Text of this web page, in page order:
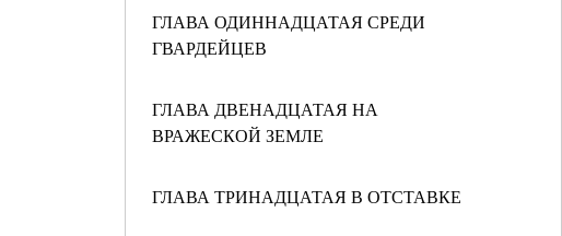
ГЛАВА ОДИННАДЦАТАЯ СРЕДИ
ГВАРДЕЙЦЕВ
ГЛАВА ДВЕНАДЦАТАЯ НА
ВРАЖЕСКОЙ ЗЕМЛЕ
ГЛАВА ТРИНАДЦАТАЯ В ОТСТАВКЕ